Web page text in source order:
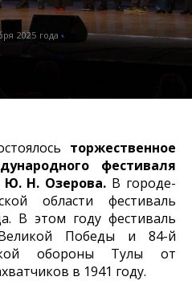
2025 года
торжественное
фестиваля
Ю. Н. Озерова. В городе-
области фестиваль
В этом году фестиваль
Победы и 84-й
обороны Тулы от
в 1941 году.